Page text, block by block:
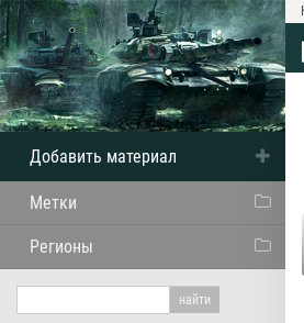
Добавить материал
Метки
Регионы